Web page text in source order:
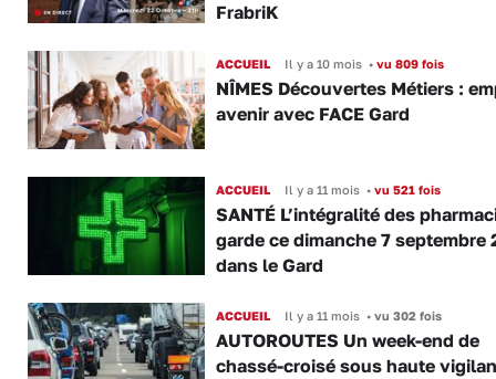
FrabriK
ACCUEIL Il y a 10 mois •vu 809 fois
NÎMES Découvertes Métiers :
avenir avec FACE Gard
ACCUEIL Il y a 11 mois •vu 521 fois
SANTÉ L’intégralité des
garde ce dimanche 7 septembre
dans le Gard
ACCUEIL Il y a 11 mois •vu 302 fois
AUTOROUTES Un week-end de
chassé-croisé sous haute